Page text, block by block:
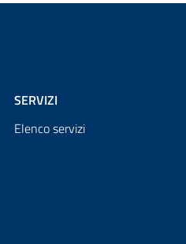
SERVIZI
Elenco servizi